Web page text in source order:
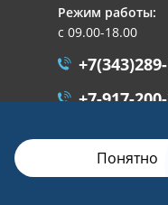
Режим работы:
с 09.00-18.00
+7-917-
Понятно